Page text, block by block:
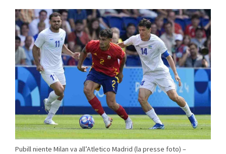
Pubill niente Milan va all’Atletico Madrid (la presse foto) –